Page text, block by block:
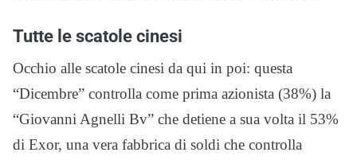
Tutte le scatole cinesi
Occhio alle scatole cinesi da qui in poi: questa
“Dicembre” controlla come prima azionista (38%) la
“Giovanni Agnelli Bv” che detiene a sua volta il 53%
di Exor, una vera fabbrica di soldi che controlla